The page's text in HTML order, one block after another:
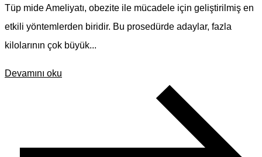
Tüp mide Ameliyatı, obezite ile mücadele için geliştirilmiş en
etkili yöntemlerden biridir. Bu prosedürde adaylar, fazla
kilolarının çok büyük...
Devamını oku